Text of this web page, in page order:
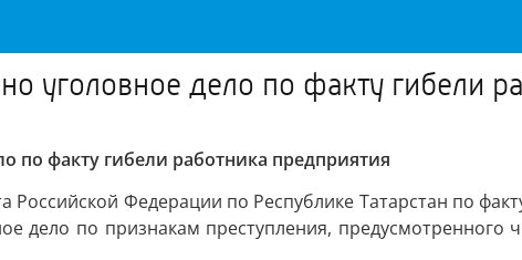
уголовное дело по факту гибели
по факту гибели работника предприятия
Федерации по Республике Татарстан по
дело по признакам преступления,